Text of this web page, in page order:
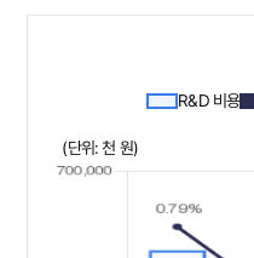
R&D 비용
(단위: 천 원)